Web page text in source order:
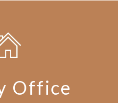
Office